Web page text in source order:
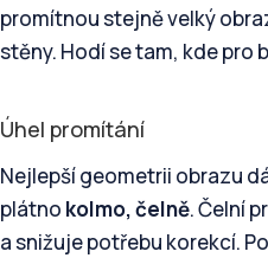
promítnou stejně velký
stěny. Hodí se tam, kde pro
Úhel promítání
Nejlepší geometrii obrazu
plátno kolmo, čelně. Čelní
a snižuje potřebu korekcí.